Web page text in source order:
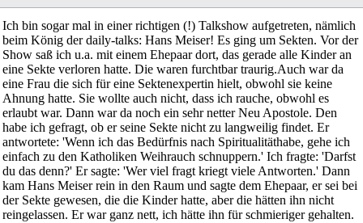
Ich bin sogar mal in einer richtigen (!) Talkshow aufgetreten, nämlich
beim König der daily-talks: Hans Meiser! Es ging um Sekten. Vor der
Show saß ich u.a. mit einem Ehepaar dort, das gerade alle Kinder an
eine Sekte verloren hatte. Die waren furchtbar traurig.Auch war da
eine Frau die sich für eine Sektenexpertin hielt, obwohl sie keine
Ahnung hatte. Sie wollte auch nicht, dass ich rauche, obwohl es
erlaubt war. Dann war da noch ein sehr netter Neu Apostole. Den
habe ich gefragt, ob er seine Sekte nicht zu langweilig findet. Er
antwortete: 'Wenn ich das Bedürfnis nach Spiritualitäthabe, gehe ich
einfach zu den Katholiken Weihrauch schnuppern.' Ich fragte: 'Darfst
du das denn?' Er sagte: 'Wer viel fragt kriegt viele Antworten.' Dann
kam Hans Meiser rein in den Raum und sagte dem Ehepaar, er sei bei
der Sekte gewesen, die die Kinder hatte, aber die hätten ihn nicht
reingelassen. Er war ganz nett, ich hätte ihn für schmieriger gehalten.